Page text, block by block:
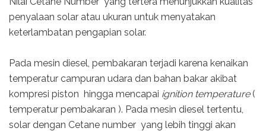
penyalaan solar atau ukuran untuk menyatakan
keterlambatan pengapian solar.
Pada mesin diesel, pembakaran terjadi karena kenaikan
temperatur campuran udara dan bahan bakar akibat
kompresi piston hingga mencapai ignition temperature (
temperatur pembakaran ). Pada mesin diesel tertentu,
solar dengan Cetane number yang lebih tinggi akan